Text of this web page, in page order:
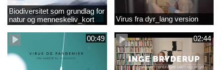
Biodiversitet som grundlag for
natur og menneskeliv_kort
version
Virus fra dyr_lang version
00:49 02:44